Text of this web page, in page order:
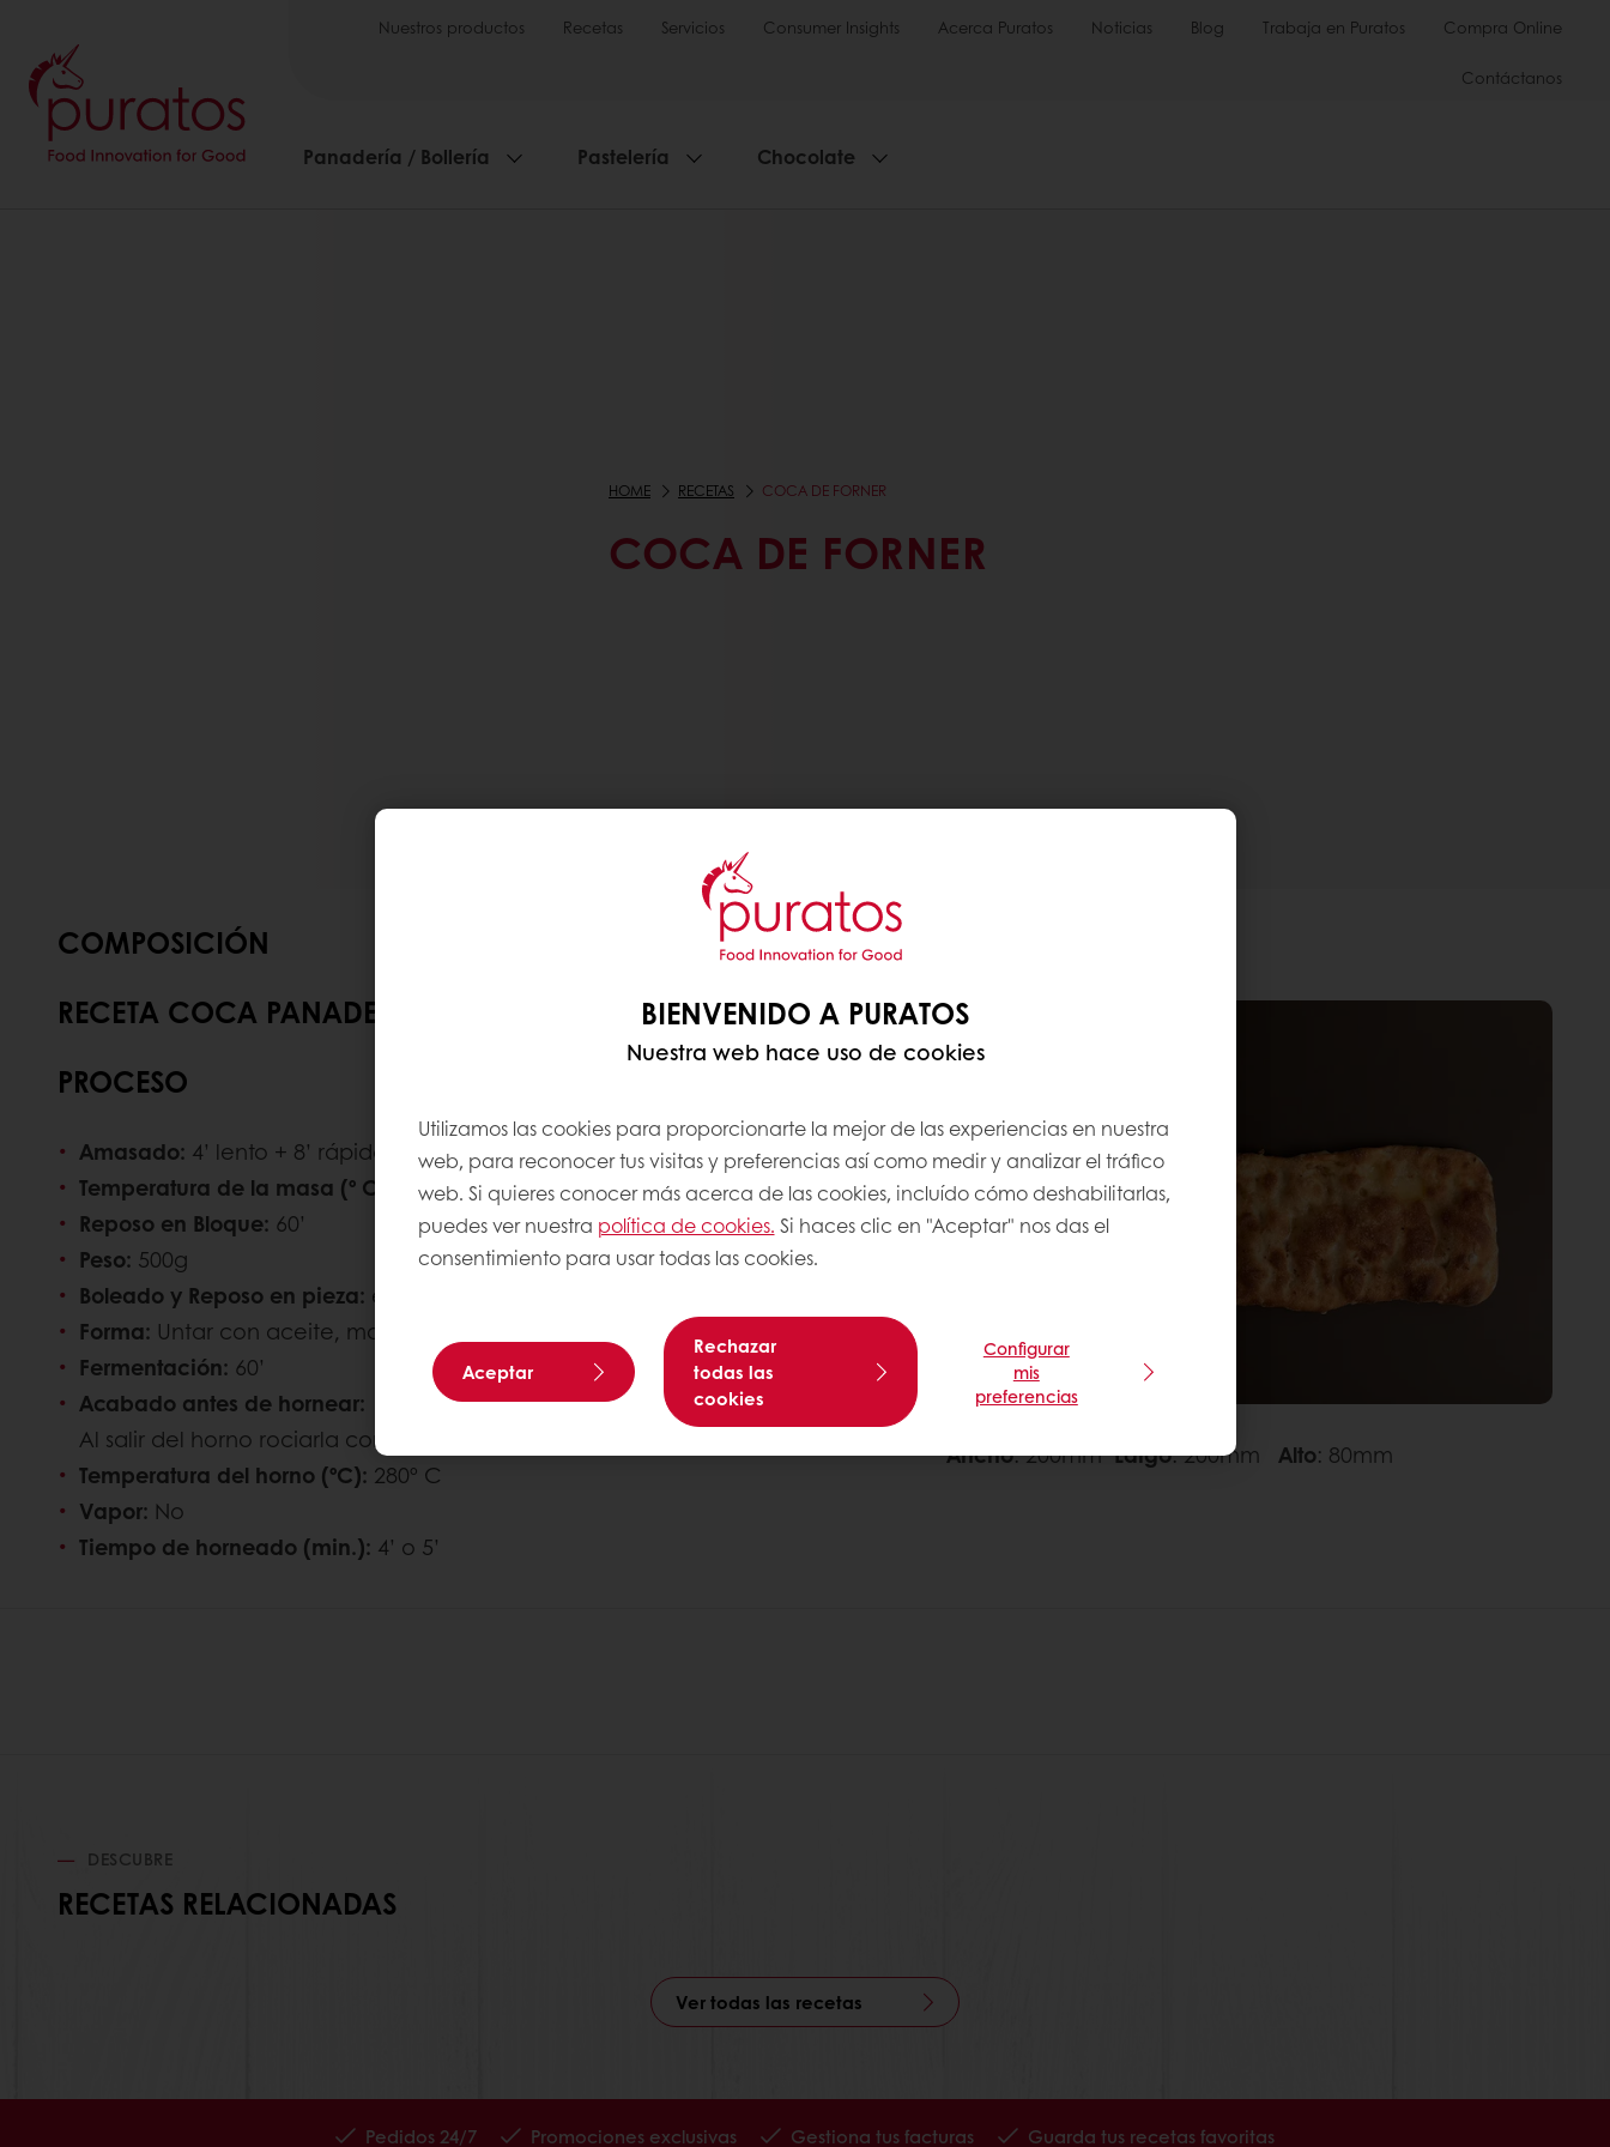
Nuestros productos Recetas Servicios Consumer Insights Acerca Puratos Noticias Blog Trabaja en Puratos Compra Online
Contáctanos
Panadería / Bollería Pastelería Chocolate
HOME RECETAS COCA DE FORNER
COCA DE FORNER
COMPOSICIÓN
RECETA COCA PANADERA
PROCESO
Amasado: 4’ lento + 8’ rápida + 2’ rápida con incorporación de aceite a hilo
Temperatura de la masa (º C)
: 26º C
Reposo en Bloque: 60’
Peso: 500g
Boleado y Reposo en pieza: en preformado ovalado y 30’ de reposo
Forma: Untar con aceite, marcar y ensanchar un poco.
Fermentación: 60’
Acabado antes de hornear: Estirado final y poner azúcar grano por encima.
Al salir del horno rociarla con anís.
Temperatura del horno (ºC): 280º C
Vapor: No
Tiempo de horneado (min.): 4’ o 5’
Ancho: 200mmLargo: 200mm Alto: 80mm
DESCUBRE
RECETAS RELACIONADAS
Ver todas las recetas
BIENVENIDO A PURATOS
Nuestra web hace uso de cookies
Utilizamos las cookies para proporcionarte la mejor de las experiencias en nuestra
web, para reconocer tus visitas y preferencias así como medir y analizar el tráfico
web. Si quieres conocer más acerca de las cookies, incluído cómo deshabilitarlas,
puedes ver nuestra política de cookies. Si haces clic en "Aceptar" nos das el
consentimiento para usar todas las cookies.
Aceptar
Rechazar
todas las
cookies
Configurar
mis
preferencias
Pedidos 24/7 Promociones exclusivas Gestiona tus facturas Guarda tus recetas favoritas